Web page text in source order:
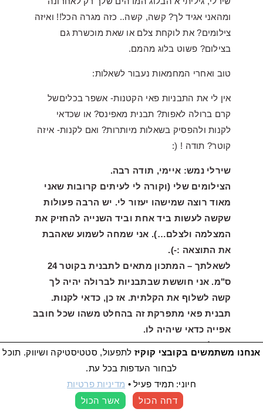
ומהאני אגיד לך? קשה, קשה.. כזה מגרה הכל!! ואיזה
צילומים? את לוקחת צלם או שאת מוכשרת גם
בצילום? פשוט בלוג מהמם.
טוב ואחרי המחמאות נעבור לשאלות:
אין לי את התבניות פאי הקטנות- אשפר בכליםשל
קרם ברולה לאפות? תבנית מאפינס? או שכדאי
לקנות ולהפסיק בשאלות מיותרות? ואם לקנות- איזה
קוטר? תודה ! (:
שירלי נמש: איימי, תודה רבה.
הצילומים שלי (וקורה לי לעיתים קרובות שאני
מאוד רוצה שמישהו יעזור לי. יש הרבה פעולות
שקשה לעשות ביד אחת וביד השנייה להחזיק את
המצלמה ולצלם…). אני שמחה לשמוע שאהבת
את התוצאה :-).
לשאלתך – המתכון מתאים לתבנית בקוטר 24
ס"מ. אני חוששת שבתבניות לברולה יהיה לך
קשה לשלוף את הקלתית. אז כן, כדאי לקנות.
תבנית פאי מתפרקת זה בהחלט משהו שכל חובב
אפייה כדאי שיהיה לו.
בהצלחה, ספרי איך יצא!
אנחנו משתמשים בקובצי קוקיז לתפעול, סטטיסטיקה ושיווק. תוכל
לבחור העדפות בכל עת.
חיוני: תמיד פעיל• מדיניות פרטיות
דחה הכול
אשר הכול